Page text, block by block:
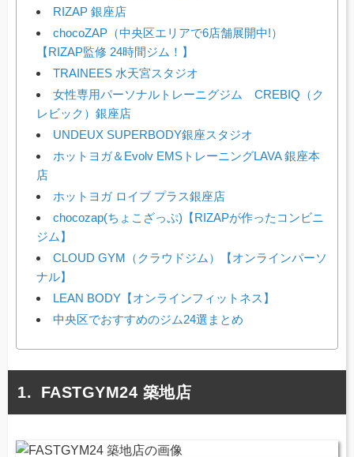
RIZAP 銀座店
chocoZAP（中央区エリアで6店舗展開中!）
【RIZAP監修 24時間ジム！】
TRAINEES 水天宮スタジオ
女性専用パーソナルトレーニグジム CREBIQ（ク
レビック）銀座店
UNDEUX SUPERBODY銀座スタジオ
ホットヨガ＆Evolv EMSトレーニングLAVA 銀座本
店
ホットヨガ ロイブ プラス銀座店
chocozap(ちょこざっぷ)【RIZAPが作ったコンビニ
ジム】
CLOUD GYM（クラウドジム）【オンラインパーソ
ナル】
LEAN BODY【オンラインフィットネス】
中央区でおすすめのジム24選まとめ
FASTGYM24 築地店